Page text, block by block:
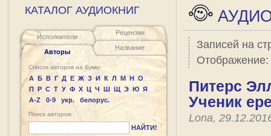
КАТАЛОГ АУДИОКНИГ
Исполнители
Авторы
Рецензии
Название
Список авторов на букву:
А Б В Г Д Е Ж З И К Л М Н О
П Р С Т У Ф Х Ц Ч Ш Щ Э Ю Я
A-Z
0-9 укр. белорус.
Поиск авторов:
НАЙТИ!
Записей на
Отображение:
Питерс
Ученик
Lona,